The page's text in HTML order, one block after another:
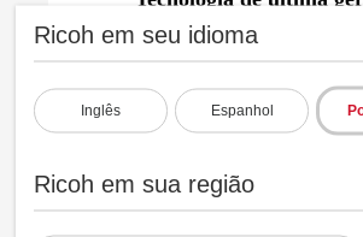
Ricoh em seu idioma
Inglês Espanhol
Ricoh em sua região
com separação
e monitoramento de